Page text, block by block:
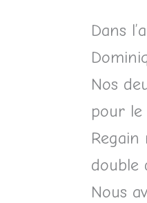
Dans
Nos
pour le
double
Nous